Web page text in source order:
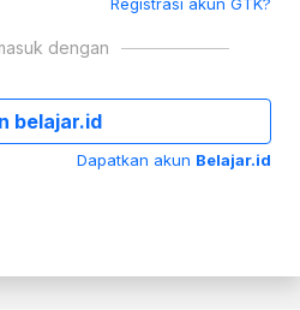
dengan
belajar.id
Dapatkan akun Belajar.id